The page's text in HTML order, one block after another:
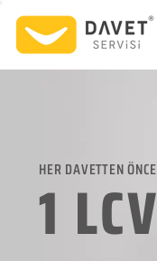
HER DAVETTEN ÖNCE
1 LCV